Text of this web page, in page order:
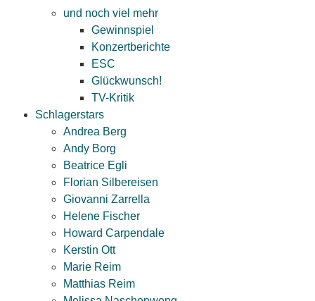
und noch viel mehr
Gewinnspiel
Konzertberichte
ESC
Glückwunsch!
TV-Kritik
Schlagerstars
Andrea Berg
Andy Borg
Beatrice Egli
Florian Silbereisen
Giovanni Zarrella
Helene Fischer
Howard Carpendale
Kerstin Ott
Marie Reim
Matthias Reim